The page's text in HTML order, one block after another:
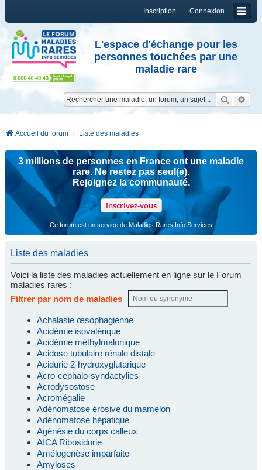
Connexion
Inscription
L'espace d'échange pour les
personnes touchées par une
maladie rare
Accueil du forum Liste des maladies
3 millions de personnes en France ont une maladie
rare. Ne restez pas seul(e).
Rejoignez la communauté.
Inscrivez-vous
Ce forum est un service de Maladies Rares Info Services
Liste des maladies
Voici la liste des maladies actuellement en ligne sur le Forum
maladies rares :
Filtrer par nom de maladies
Achalasie œsophagienne
Acidémie isovalérique
Acidémie méthylmalonique
Acidose tubulaire rénale distale
Acidurie 2-hydroxyglutarique
Acro-cephalo-syndactylies
Acrodysostose
Acromégalie
Adénomatose érosive du mamelon
Adénomatose hépatique
Agénésie du corps calleux
AICA Ribosidurie
Amélogenèse imparfaite
Amyloses